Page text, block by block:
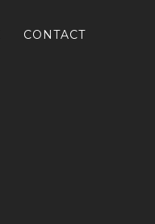
CONTACT